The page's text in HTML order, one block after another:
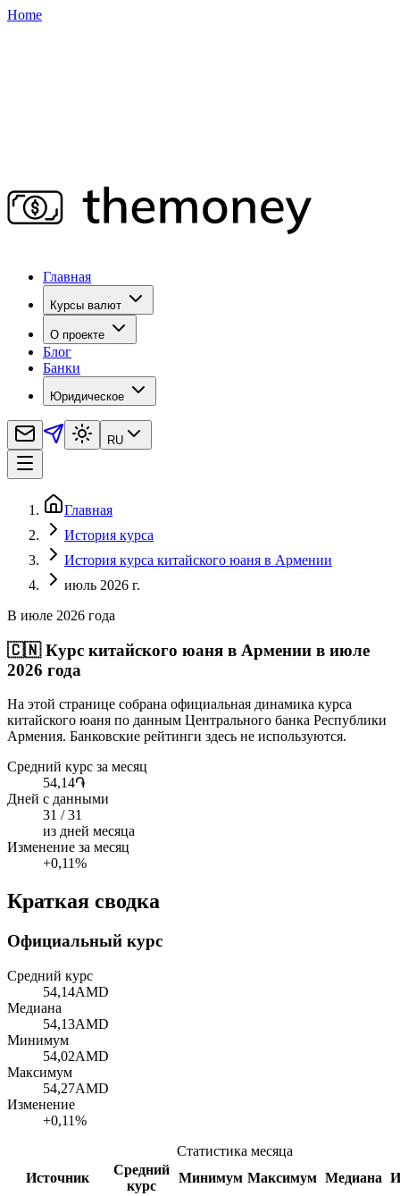
Home
Главная
Курсы валют
О проекте
Блог
Банки
Юридическое
RU
Главная
История курса
История курса китайского юаня в Армении
июль 2026 г.
В июле 2026 года
🇨🇳 Курс китайского юаня в Армении в июле
2026 года
На этой странице собрана официальная динамика курса
китайского юаня по данным Центрального банка Республики
Армения. Банковские рейтинги здесь не используются.
Средний курс за месяц
54,14֏
Дней с данными
31 / 31
из дней месяца
Изменение за месяц
+0,11%
Краткая сводка
Официальный курс
Средний курс
54,14AMD
Медиана
54,13AMD
Минимум
54,02AMD
Максимум
54,27AMD
Изменение
+0,11%
Статистика месяца
Источник
Средний
курс
Минимум Максимум Медиана